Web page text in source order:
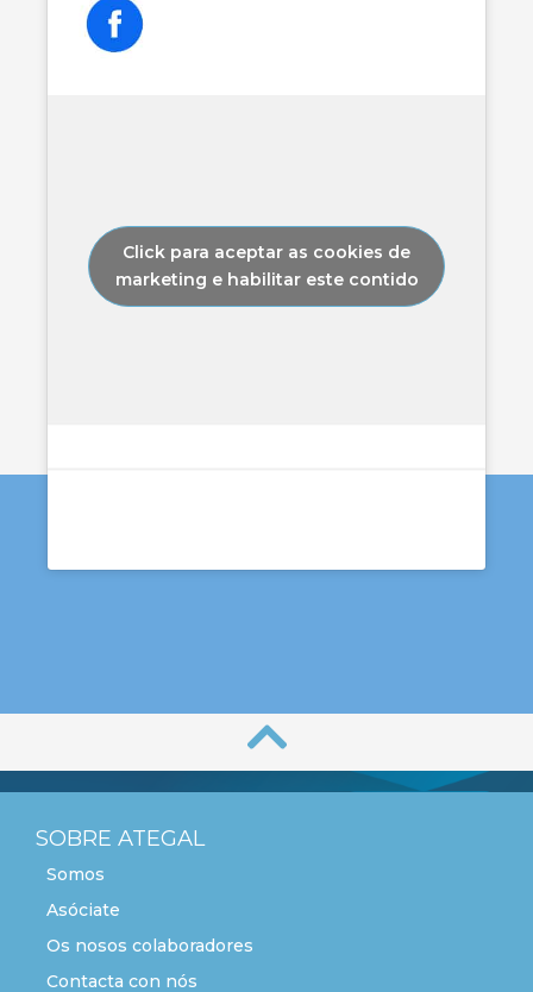
Click para aceptar as cookies de
marketing e habilitar este contido
SOBRE ATEGAL
Somos
Asóciate
Os nosos colaboradores
Contacta con nós